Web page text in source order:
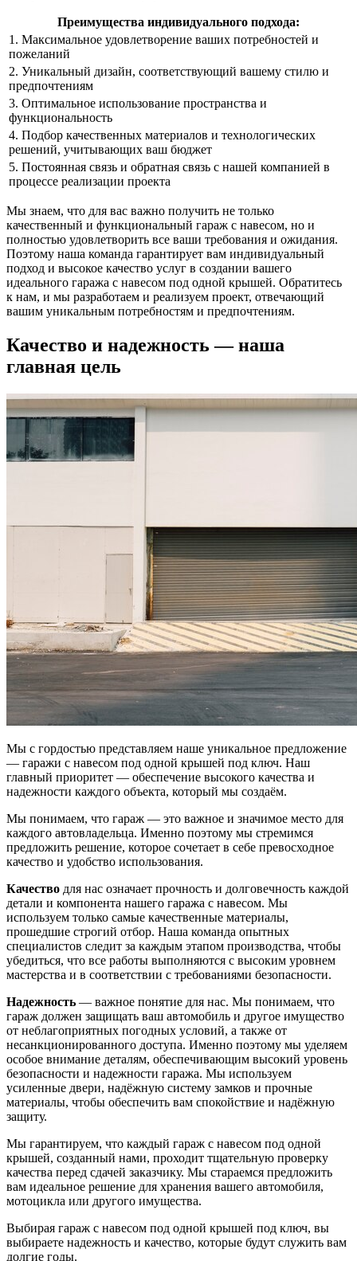
Преимущества индивидуального подхода:
1. Максимальное удовлетворение ваших потребностей и
пожеланий
2. Уникальный дизайн, соответствующий вашему стилю и
предпочтениям
3. Оптимальное использование пространства и
функциональность
4. Подбор качественных материалов и технологических
решений, учитывающих ваш бюджет
5. Постоянная связь и обратная связь с нашей компанией в
процессе реализации проекта
Мы знаем, что для вас важно получить не только
качественный и функциональный гараж с навесом, но и
полностью удовлетворить все ваши требования и ожидания.
Поэтому наша команда гарантирует вам индивидуальный
подход и высокое качество услуг в создании вашего
идеального гаража с навесом под одной крышей. Обратитесь
к нам, и мы разработаем и реализуем проект, отвечающий
вашим уникальным потребностям и предпочтениям.
Качество и надежность — наша
главная цель
Мы с гордостью представляем наше уникальное предложение
— гаражи с навесом под одной крышей под ключ. Наш
главный приоритет — обеспечение высокого качества и
надежности каждого объекта, который мы создаём.
Мы понимаем, что гараж — это важное и значимое место для
каждого автовладельца. Именно поэтому мы стремимся
предложить решение, которое сочетает в себе превосходное
качество и удобство использования.
Качество для нас означает прочность и долговечность каждой
детали и компонента нашего гаража с навесом. Мы
используем только самые качественные материалы,
прошедшие строгий отбор. Наша команда опытных
специалистов следит за каждым этапом производства, чтобы
убедиться, что все работы выполняются с высоким уровнем
мастерства и в соответствии с требованиями безопасности.
Надежность — важное понятие для нас. Мы понимаем, что
гараж должен защищать ваш автомобиль и другое имущество
от неблагоприятных погодных условий, а также от
несанкционированного доступа. Именно поэтому мы уделяем
особое внимание деталям, обеспечивающим высокий уровень
безопасности и надежности гаража. Мы используем
усиленные двери, надёжную систему замков и прочные
материалы, чтобы обеспечить вам спокойствие и надёжную
защиту.
Мы гарантируем, что каждый гараж с навесом под одной
крышей, созданный нами, проходит тщательную проверку
качества перед сдачей заказчику. Мы стараемся предложить
вам идеальное решение для хранения вашего автомобиля,
мотоцикла или другого имущества.
Выбирая гараж с навесом под одной крышей под ключ, вы
выбираете надежность и качество, которые будут служить вам
долгие годы.